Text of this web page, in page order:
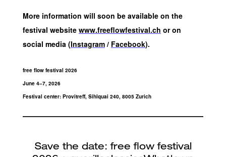
More information will soon be available on the
festival website www.freeflowfestival.ch or on
social media (Instagram / Facebook).
free flow festival 2026
June 4–7, 2026
Festival center: Provitreff, Sihlquai 240, 8005 Zurich